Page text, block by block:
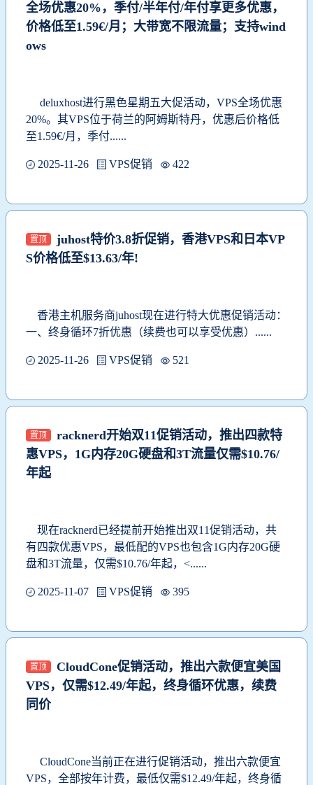
全场优惠20%，季付/半年付/年付享更多优惠，
价格低至1.59€/月；大带宽不限流量；支持wind
ows
deluxhost进行黑色星期五大促活动，VPS全场优惠
20%。其VPS位于荷兰的阿姆斯特丹，优惠后价格低
至1.59€/月 ，季付......
2025-11-26 VPS促销 422
置顶
juhost特价3.8折促销，香港VPS和日本VP
S价格低至$13.63/年!
香港主机服务商juhost现在进行特大优惠促销活动：
一、终身循环7折优惠（续费也可以享受优惠）......
2025-11-26 VPS促销 521
置顶
racknerd开始双11促销活动，推出四款特
惠VPS，1G内存20G硬盘和3T流量仅需$10.76/
年起
现在racknerd已经提前开始推出双11促销活动，共
有四款优惠VPS，最低配的VPS也包含1G内存20G硬
盘和3T流量，仅需$10.76/年起，<......
2025-11-07 VPS促销 395
置顶
CloudCone促销活动，推出六款便宜美国
VPS，仅需$12.49/年起，终身循环优惠，续费
同价
CloudCone当前正在进行促销活动，推出六款便宜
VPS，全部按年计费，最低仅需$12.49/年起，终身循